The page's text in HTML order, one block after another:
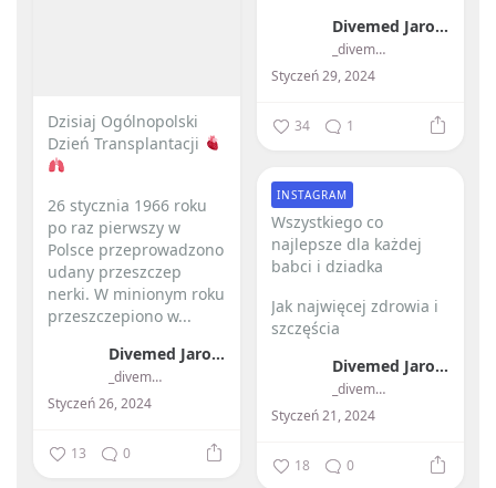
Divemed Jarosław Przybylski
_divemed_
Styczeń 29, 2024
34 1
Dzisiaj Ogólnopolski
Dzień Transplantacji
26 stycznia 1966 roku
po raz pierwszy w
Polsce przeprowadzono
udany przeszczep
nerki. W minionym roku
przeszczepiono w...
Divemed Jarosław Przybylski
_divemed_
Styczeń 26, 2024
13 0
Wszystkiego co
najlepsze dla każdej
babci i dziadka ️
Jak najwięcej zdrowia i
szczęścia
Divemed Jarosław Przybylski
_divemed_
Styczeń 21, 2024
INSTAGRAM
18 0